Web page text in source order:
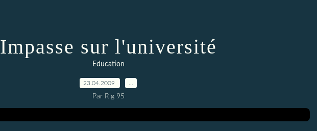
Impasse sur l'université
Education
23.04.2009
Par Rlg 95